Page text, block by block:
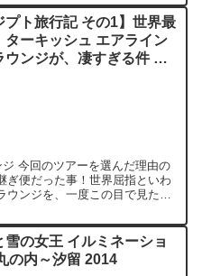
プト旅行記 その1】世界最
ターキッシュ エアライン
ウンジが、凄すぎる件 ＠
今回のツアーを選んだ理由の
ぎ便だった事！世界屈指といわ
ウンジを、一度この目で見たか
雪の女王 イルミネーショ
の内～汐留 2014